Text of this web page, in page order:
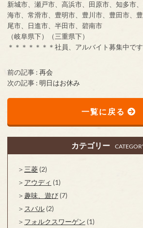
新城市、瀬戸市、高浜市、田原市、知多市
海市、常滑市、豊明市、豊川市、豊田市、
尾市、日進市、半田市、碧南市
（岐阜県下）（三重県下）
＊＊＊＊＊＊＊社員、アルバイト募集中で
前の記事 : 再会
次の記事 : 明日はお休み
一覧に戻る
カテゴリー
三菱 (2)
アウディ (1)
趣味、遊び (7)
スバル (2)
フォルクスワーゲン (1)